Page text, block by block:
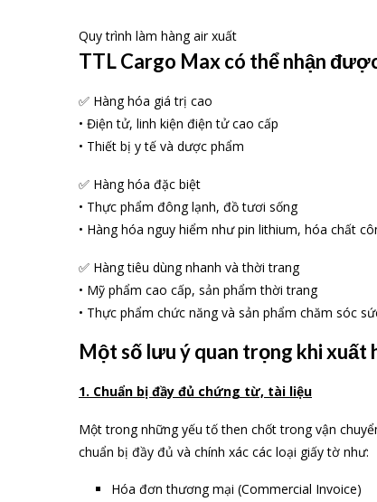
Quy trình làm hàng air xuất
TTL Cargo Max có thể nhận
✅ Hàng hóa giá trị cao
• Điện tử, linh kiện điện tử cao cấp
• Thiết bị y tế và dược phẩm
✅ Hàng hóa đặc biệt
• Thực phẩm đông lạnh, đồ tươi sống
• Hàng hóa nguy hiểm như pin lithium, hóa chất
✅ Hàng tiêu dùng nhanh và thời trang
• Mỹ phẩm cao cấp, sản phẩm thời trang
• Thực phẩm chức năng và sản phẩm chăm sóc
Một số lưu ý quan trọng khi xuất
1. Chuẩn bị đầy đủ chứng từ, tài liệu
Một trong những yếu tố then chốt trong vận
chuẩn bị đầy đủ và chính xác các loại giấy tờ như:
Hóa đơn thương mại (Commercial Invoice)